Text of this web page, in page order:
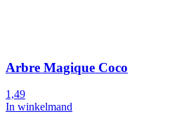
Arbre Magique Coco
1,49
In winkelmand